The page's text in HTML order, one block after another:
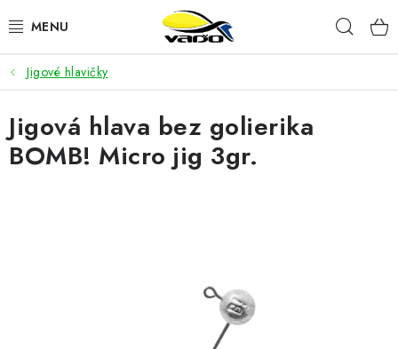
na
ŽIVÁ NÁSTRAHA
BIŽUTÉRIA
FEEDER
Jigové hlavičky
Jigová hlava bez golierika
BOMB! Micro jig 3gr.